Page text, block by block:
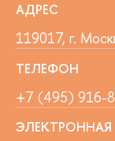
АДРЕС
119017, г.
ТЕЛЕФОН
+7 (495) 916-